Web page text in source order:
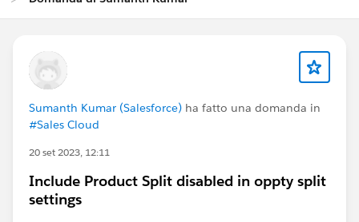
Sumanth Kumar (Salesforce) ha fatto una domanda in
#Sales Cloud
20 set 2023, 12:11
Include Product Split disabled in oppty split
settings